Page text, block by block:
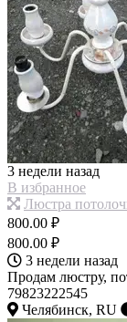
3 недели назад
В избранное
Люстра
800.00 ₽
800.00 ₽
3 недели назад
Продам люстру,
79823222545
Челябинск, RU